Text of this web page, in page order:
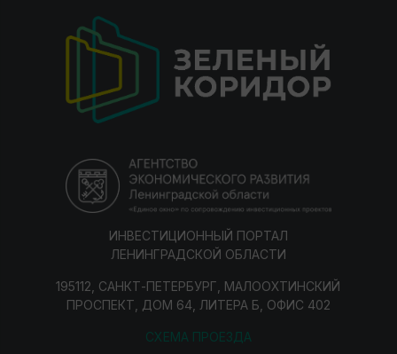
ИНВЕСТИЦИОННЫЙ ПОРТАЛ
ЛЕНИНГРАДСКОЙ ОБЛАСТИ
195112, САНКТ-ПЕТЕРБУРГ, МАЛООХТИНСКИЙ
ПРОСПЕКТ, ДОМ 64, ЛИТЕРА Б, ОФИС 402
СХЕМА ПРОЕЗДА